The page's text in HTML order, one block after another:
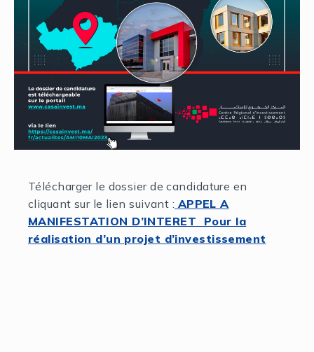
Télécharger le dossier de candidature en
cliquant sur le lien suivant : APPEL A
MANIFESTATION D’INTERET Pour la
réalisation d’un projet d’investissement